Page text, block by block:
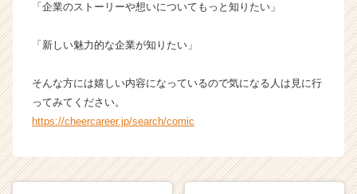
ト
届
就
イ
チ
ア
「企業のストーリーや想いについてもっと知りたい」
「新しい魅力的な企業が知りたい」
そんな方には嬉しい内容になっているので気になる人は見に行
ってみてください。
https://cheercareer.jp/search/comic